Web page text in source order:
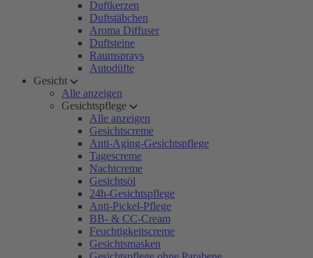
Duftkerzen
Duftstäbchen
Aroma Diffuser
Duftsteine
Raumsprays
Autodüfte
Gesicht
Alle anzeigen
Gesichtspflege
Alle anzeigen
Gesichtscreme
Anti-Aging-Gesichtspflege
Tagescreme
Nachtcreme
Gesichtsöl
24h-Gesichtspflege
Anti-Pickel-Pflege
BB- & CC-Cream
Feuchtigkeitscreme
Gesichtsmasken